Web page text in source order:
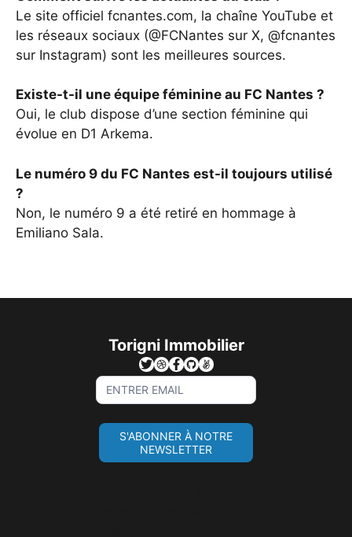
Le site officiel fcnantes.com, la chaîne YouTube et
les réseaux sociaux (@FCNantes sur X, @fcnantes
sur Instagram) sont les meilleures sources.
Existe-t-il une équipe féminine au FC Nantes ?
Oui, le club dispose d’une section féminine qui
évolue en D1 Arkema.
Le numéro 9 du FC Nantes est-il toujours utilisé
?
Non, le numéro 9 a été retiré en hommage à
Emiliano Sala.
Torigni Immobilier
Sign
Up
For
Newsletter
S'ABONNER À NOTRE
NEWSLETTER